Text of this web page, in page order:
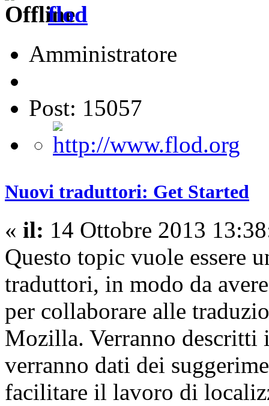
flod
Amministratore
Post: 15057
Nuovi traduttori: Get Started
« il: 14 Ottobre 2013
Questo topic vuole essere
traduttori, in modo da
per collaborare alle
Mozilla. Verranno
verranno dati dei
facilitare il lavoro di